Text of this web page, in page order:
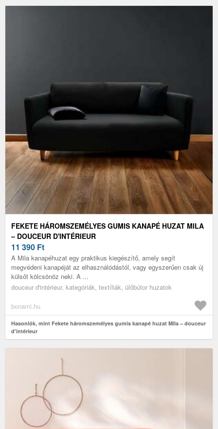
FEKETE HÁROMSZEMÉLYES GUMIS KANAPÉ HUZAT MILA
– DOUCEUR D'INTÉRIEUR
11 390 Ft
A Mila kanapéhuzat egy praktikus kiegészítő, amely segít
megvédeni kanapéját az elhasználódástól, vagy egyszerűen csak új
külsőt kölcsönöz neki. A ...
douceur d'intérieur, kategóriák, textíliák, ülőbútor huzatok
bonami.hu
Hasonlók, mint Fekete háromszemélyes gumis kanapé huzat Mila – douceur
d'intérieur